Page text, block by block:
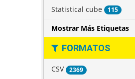
Statistical cube 115
Mostrar Más Etiquetas
FORMATOS
CSV 2369